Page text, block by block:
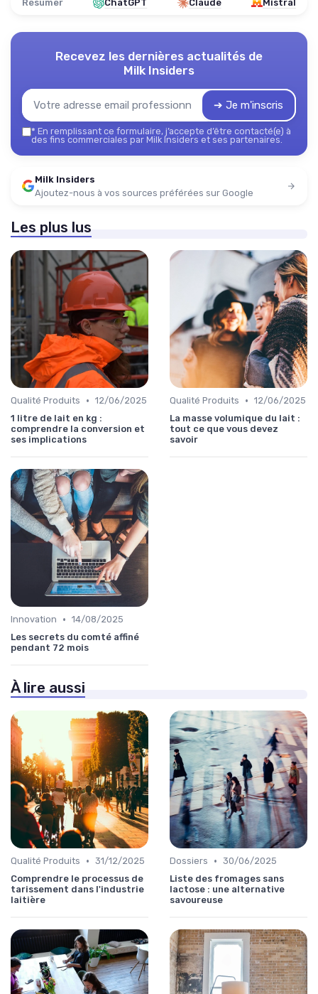
Résumer ChatGPT Claude Mistral
Recevez les dernières actualités de
Milk Insiders
➔ Je m'inscris
* En remplissant ce formulaire, j’accepte d’être contacté(e) à
des fins commerciales par Milk Insiders et ses partenaires.
Milk Insiders
Ajoutez-nous à vos sources préférées sur Google
Les plus lus
Qualité Produits • 12/06/2025
1 litre de lait en kg :
comprendre la conversion et
ses implications
Qualité Produits • 12/06/2025
La masse volumique du lait :
tout ce que vous devez
savoir
Innovation • 14/08/2025
Les secrets du comté affiné
pendant 72 mois
À lire aussi
Qualité Produits • 31/12/2025
Comprendre le processus de
tarissement dans l'industrie
laitière
Dossiers • 30/06/2025
Liste des fromages sans
lactose : une alternative
savoureuse